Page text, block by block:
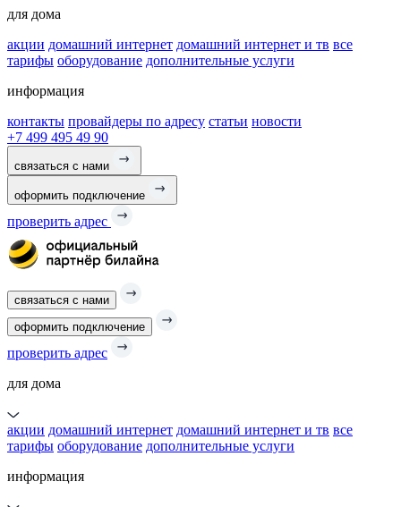
для дома
акции домашний интернет домашний интернет и тв все
тарифы оборудование дополнительные услуги
информация
контакты провайдеры по адресу статьи новости
+7 499 495 49 90
связаться с нами
оформить подключение
проверить адрес
связаться с нами
оформить подключение
проверить адрес
для дома
акции домашний интернет домашний интернет и тв все
тарифы оборудование дополнительные услуги
информация